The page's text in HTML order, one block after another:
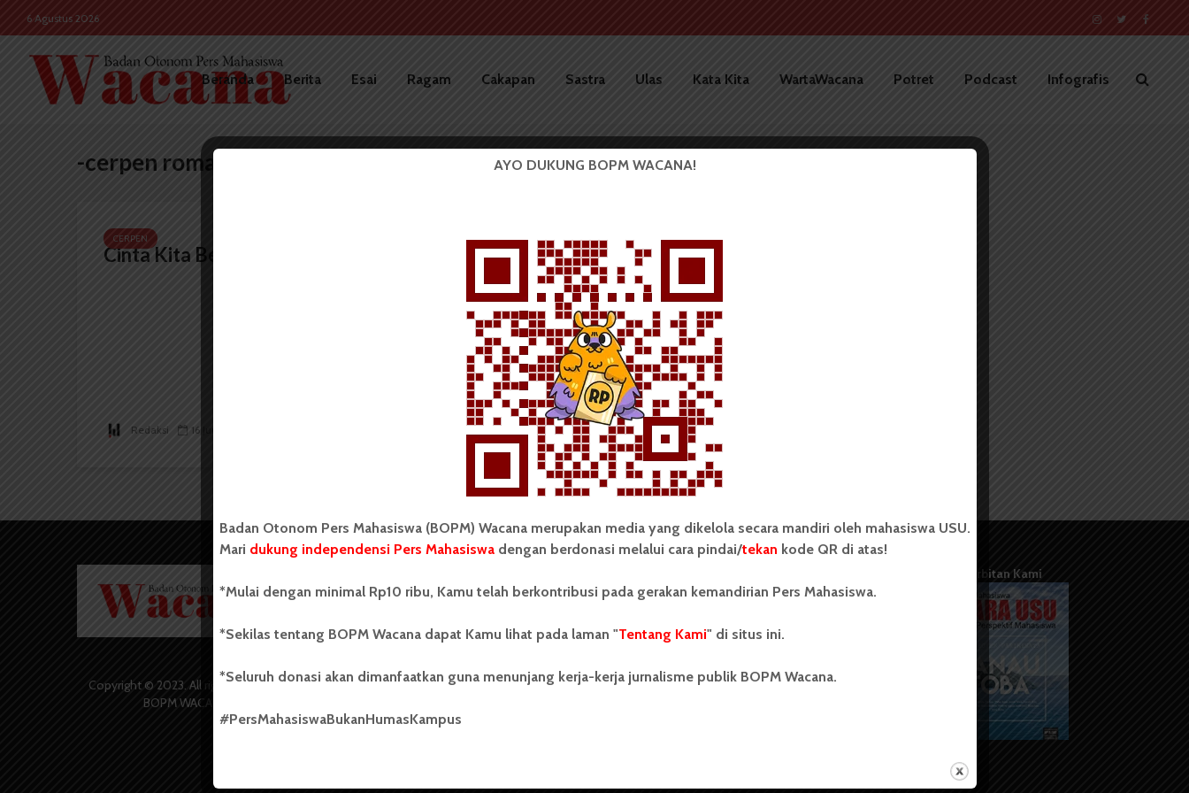
6 Agustus 2026
Beranda Berita Esai Ragam Cakapan Sastra Ulas Kata Kita WartaWacana Potret Podcast Infografis
-cerpen romantik
CERPEN
Cinta Kita Benar(kan)!
Redaksi 16 Juni 2017
Copyright © 2023. All rights reserved
BOPM WACANA.
Wacana merupakan pers mahasiswa
secara mandiri oleh mahasiswa
Universitas Sumatera Utara (USU).
salah satu Unit Kegiatan Mahasiswa
dengan nama Pers Mahasiswa SUARA
USU yang berdiri pada 1 Juli 1995.
Info Iklan
Pedoman Media Siber
Terbitan Kami
AYO DUKUNG BOPM WACANA!
Badan Otonom Pers Mahasiswa (BOPM) Wacana merupakan media yang dikelola secara mandiri oleh mahasiswa USU.
Mari dukung independensi Pers Mahasiswadengan berdonasi melalui cara pindai/tekan kode QR di atas!
*Mulai dengan minimal Rp10 ribu, Kamu telah berkontribusi pada gerakan kemandirian Pers Mahasiswa.
*Sekilas tentang BOPM Wacana dapat Kamu lihat pada laman "Tentang Kami" di situs ini.
*Seluruh donasi akan dimanfaatkan guna menunjang kerja-kerja jurnalisme publik BOPM Wacana.
#PersMahasiswaBukanHumasKampus